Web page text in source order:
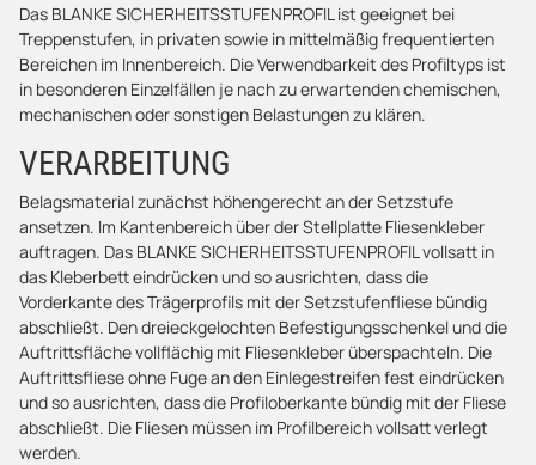
Das BLANKE SICHERHEITSSTUFENPROFIL ist geeignet bei
Treppenstufen, in privaten sowie in mittelmäßig frequentierten
Bereichen im Innenbereich. Die Verwendbarkeit des Profiltyps ist
in besonderen Einzelfällen je nach zu erwartenden chemischen,
mechanischen oder sonstigen Belastungen zu klären.
VERARBEITUNG
Belagsmaterial zunächst höhengerecht an der Setzstufe
ansetzen. Im Kantenbereich über der Stellplatte Fliesenkleber
auftragen. Das BLANKE SICHERHEITSSTUFENPROFIL vollsatt in
das Kleberbett eindrücken und so ausrichten, dass die
Vorderkante des Trägerprofils mit der Setzstufenfliese bündig
abschließt. Den dreieckgelochten Befestigungsschenkel und die
Auftrittsfläche vollflächig mit Fliesenkleber überspachteln. Die
Auftrittsfliese ohne Fuge an den Einlegestreifen fest eindrücken
und so ausrichten, dass die Profiloberkante bündig mit der Fliese
abschließt. Die Fliesen müssen im Profilbereich vollsatt verlegt
werden.